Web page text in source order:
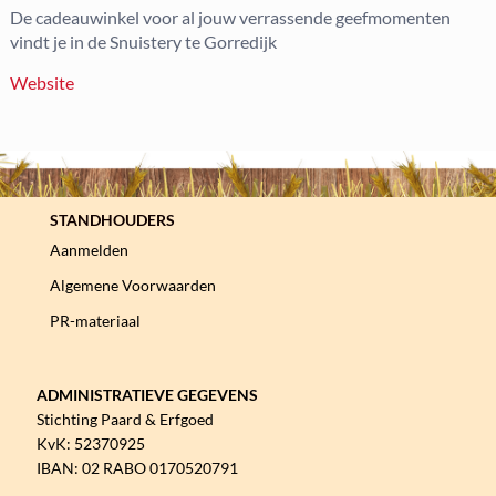
De cadeauwinkel voor al jouw verrassende geefmomenten
vindt je in de Snuistery te Gorredijk
Website
STANDHOUDERS
Aanmelden
Algemene Voorwaarden
PR-materiaal
ADMINISTRATIEVE GEGEVENS
Stichting Paard & Erfgoed
KvK: 52370925
IBAN: 02 RABO 0170520791